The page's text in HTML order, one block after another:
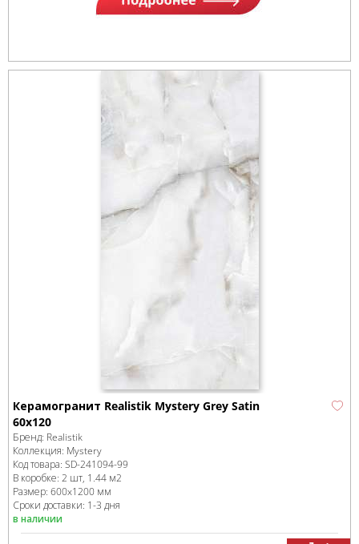
Керамогранит Realistik Mystery Grey Satin
60х120
Бренд: Realistik
Коллекция: Mystery
Код товара: SD-241094-99
В коробке: 2 шт, 1.44 м2
Размер: 600x1200 мм
Сроки доставки: 1-3 дня
в наличии